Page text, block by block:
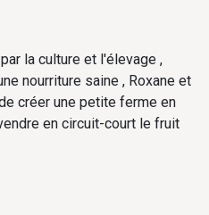
la culture et l'élevage ,
nourriture saine , Roxane et
créer une petite ferme en
en circuit-court le fruit